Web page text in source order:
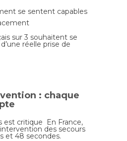
se sentent capables
sur 3 souhaitent se
réelle prise de
: chaque
est critique En France,
des secours
et 48 secondes.